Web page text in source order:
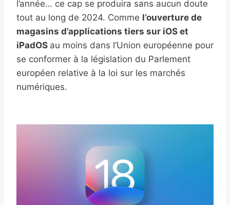
l’année… ce cap se produira sans aucun doute
tout au long de 2024. Comme l’ouverture de
magasins d’applications tiers sur iOS et
iPadOS au moins dans l’Union européenne pour
se conformer à la législation du Parlement
européen relative à la loi sur les marchés
numériques.